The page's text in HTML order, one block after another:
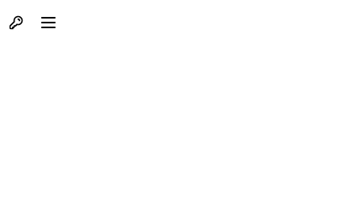
Otvori profil